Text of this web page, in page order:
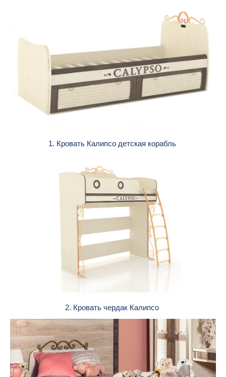
1. Кровать Калипсо детская корабль
2. Кровать чердак Калипсо